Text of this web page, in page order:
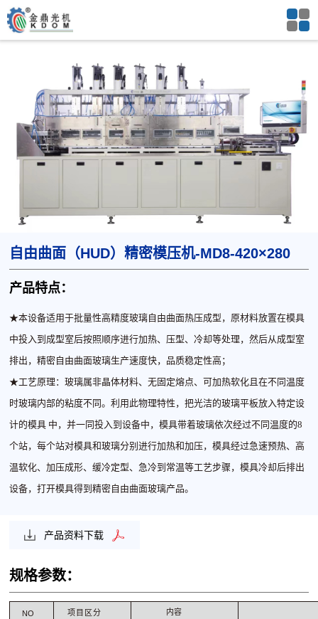
自由曲面（HUD）精密模压机-MD8-420×280
产品特点：
★本设备适⽤于批量性⾼精度玻璃⾃由曲⾯热压成型，原材料放置在模具
中投⼊到成型室后按照顺序进⾏加热、压型、冷却等处理，然后从成型室
排出，精密⾃由曲⾯玻璃⽣产速度快，品质稳定性⾼；
★⼯艺原理：玻璃属⾮晶体材料、⽆固定熔点、可加热软化且在不同温度
时玻璃内部的粘度不同。利⽤此物理特性，把光洁的玻璃平板放⼊特定设
计的模具 中，并⼀同投⼊到设备中，模具带着玻璃依次经过不同温度的8
个站，每个站对模具和玻璃分别进⾏加热和加压，模具经过急速预热、⾼
温软化、加压成形、缓冷定型、急冷到常温等⼯艺步骤，模具冷却后排出
设备，打开模具得到精密⾃由曲⾯玻璃产品。
产品资料下载
规格参数：
NO 项 ⽬区分 内容